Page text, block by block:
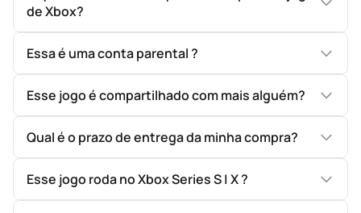
de Xbox?
Essa é uma conta parental ?
Esse jogo é compartilhado com mais alguém?
Qual é o prazo de entrega da minha compra?
Esse jogo roda no Xbox Series S | X ?